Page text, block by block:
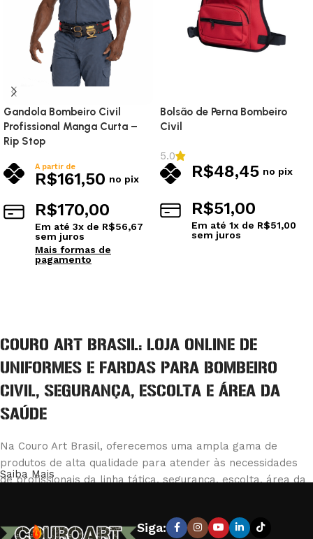
Gandola Bombeiro Civil
Profissional Manga Curta –
Rip Stop
A partir de
R$161,50 no pix
R$170,00
Em até 3x de R$56,67
sem juros
Mais formas de
pagamento
Bolsão de Perna Bombeiro
Civil
5.0
R$48,45 no pix
R$51,00
Em até 1x de R$51,00
sem juros
COURO ART BRASIL: LOJA ONLINE DE
UNIFORMES E FARDAS PARA BOMBEIRO
CIVIL, SEGURANÇA, ESCOLTA E ÁREA DA
SAÚDE
Na Couro Art Brasil, oferecemos uma ampla gama de
produtos de alta qualidade para atender às necessidades
de profissionais da linha tática, segurança, escolta, área da
que combinam durabilidade e conforto, garantindo a máxima
Saiba Mais
Siga: